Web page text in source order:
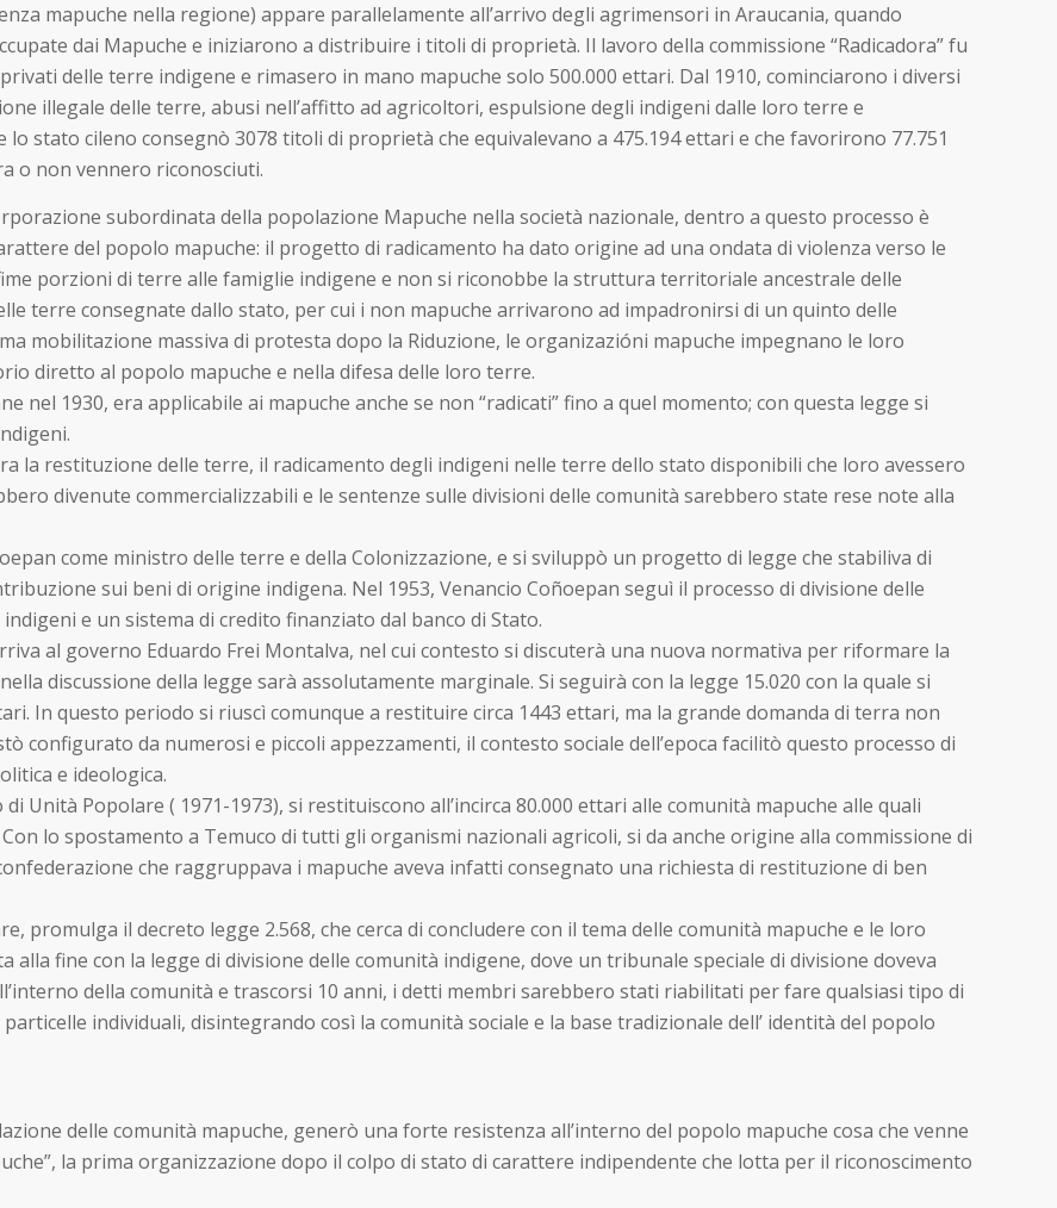
mapuche nella regione) appare parallelamente all’arrivo degli agrimensori in Araucania, quando
dai Mapuche e iniziarono a distribuire i titoli di proprietà. Il lavoro della commissione “Radicadora” fu
delle terre indigene e rimasero in mano mapuche solo 500.000 ettari. Dal 1910, cominciarono i diversi
illegale delle terre, abusi nell’affitto ad agricoltori, espulsione degli indigeni dalle loro terre e
stato cileno consegnò 3078 titoli di proprietà che equivalevano a 475.194 ettari e che favorirono 77.751
o non vennero riconosciuti.
subordinata della popolazione Mapuche nella società nazionale, dentro a questo processo è
del popolo mapuche: il progetto di radicamento ha dato origine ad una ondata di violenza verso le
porzioni di terre alle famiglie indigene e non si riconobbe la struttura territoriale ancestrale delle
terre consegnate dallo stato, per cui i non mapuche arrivarono ad impadronirsi di un quinto delle
mobilitazione massiva di protesta dopo la Riduzione, le organizazióni mapuche impegnano le loro
diretto al popolo mapuche e nella difesa delle loro terre.
nel 1930, era applicabile ai mapuche anche se non “radicati” fino a quel momento; con questa legge si
la restituzione delle terre, il radicamento degli indigeni nelle terre dello stato disponibili che loro avessero
divenute commercializzabili e le sentenze sulle divisioni delle comunità sarebbero state rese note alla
come ministro delle terre e della Colonizzazione, e si sviluppò un progetto di legge che stabiliva di
sui beni di origine indigena. Nel 1953, Venancio Coñoepan seguì il processo di divisione delle
e un sistema di credito finanziato dal banco di Stato.
al governo Eduardo Frei Montalva, nel cui contesto si discuterà una nuova normativa per riformare la
discussione della legge sarà assolutamente marginale. Si seguirà con la legge 15.020 con la quale si
In questo periodo si riuscì comunque a restituire circa 1443 ettari, ma la grande domanda di terra non
configurato da numerosi e piccoli appezzamenti, il contesto sociale dell’epoca facilitò questo processo di
e ideologica.
Unità Popolare ( 1971-1973), si restituiscono all’incirca 80.000 ettari alle comunità mapuche alle quali
lo spostamento a Temuco di tutti gli organismi nazionali agricoli, si da anche origine alla commissione di
che raggruppava i mapuche aveva infatti consegnato una richiesta di restituzione di ben
promulga il decreto legge 2.568, che cerca di concludere con il tema delle comunità mapuche e le loro
fine con la legge di divisione delle comunità indigene, dove un tribunale speciale di divisione doveva
della comunità e trascorsi 10 anni, i detti membri sarebbero stati riabilitati per fare qualsiasi tipo di
individuali, disintegrando così la comunità sociale e la base tradizionale dell’ identità del popolo
delle comunità mapuche, generò una forte resistenza all’interno del popolo mapuche cosa che venne
la prima organizzazione dopo il colpo di stato di carattere indipendente che lotta per il riconoscimento